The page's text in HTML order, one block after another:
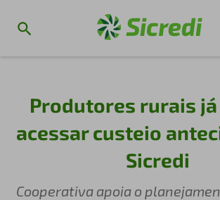
Produtores rurais
acessar custeio
Sicredi
Cooperativa apoia o